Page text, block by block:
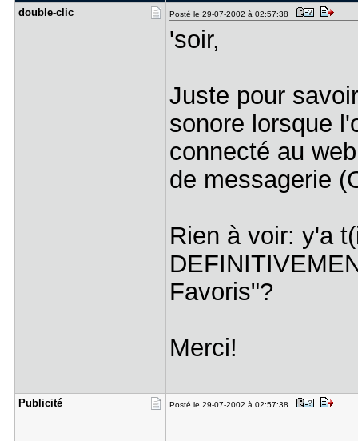
double-cli​c Posté le 29-07-2002 à 02:57:38
'soir,
Juste pour
sonore lorsque
connecté au
de messagerie
Rien à voir: y'a
Favoris"?
Merci!
Publicité Posté le 29-07-2002 à 02:57:38